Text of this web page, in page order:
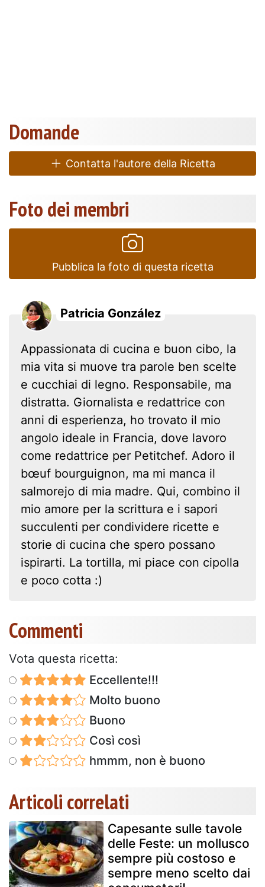
Domande
Contatta l'autore della Ricetta
Foto dei membri
Pubblica la foto di questa ricetta
Patricia González
Appassionata di cucina e buon cibo, la
mia vita si muove tra parole ben scelte
e cucchiai di legno. Responsabile, ma
distratta. Giornalista e redattrice con
anni di esperienza, ho trovato il mio
angolo ideale in Francia, dove lavoro
come redattrice per Petitchef. Adoro il
bœuf bourguignon, ma mi manca il
salmorejo di mia madre. Qui, combino il
mio amore per la scrittura e i sapori
succulenti per condividere ricette e
storie di cucina che spero possano
ispirarti. La tortilla, mi piace con cipolla
e poco cotta :)
Commenti
Vota questa ricetta:
Eccellente!!!
Molto buono
Buono
Così così
hmmm, non è buono
Articoli correlati
Capesante sulle tavole
delle Feste: un mollusco
sempre più costoso e
sempre meno scelto dai